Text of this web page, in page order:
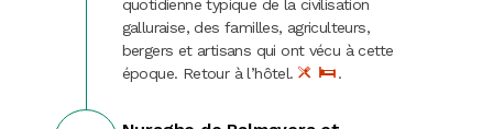
quotidienne typique de la civilisation
galluraise, des familles, agriculteurs,
bergers et artisans qui ont vécu à cette
époque. Retour à l’hôtel.
.